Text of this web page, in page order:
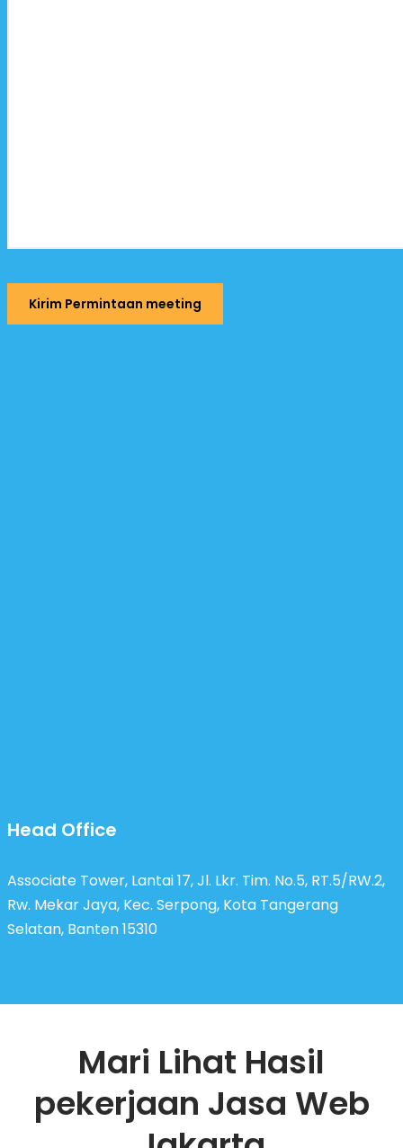
Head Office
Associate Tower, Lantai 17, Jl. Lkr. Tim. No.5, RT.5/RW.2,
Rw. Mekar Jaya, Kec. Serpong, Kota Tangerang
Selatan, Banten 15310
Mari Lihat Hasil
pekerjaan Jasa Web